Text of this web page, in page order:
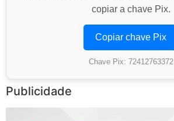
copiar a chave Pix.
Copiar chave Pix
Chave Pix: 72412763372
Publicidade